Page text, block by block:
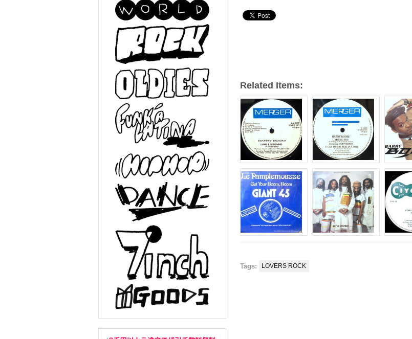
レ
Related Items:
Tags: LOVERS ROCK